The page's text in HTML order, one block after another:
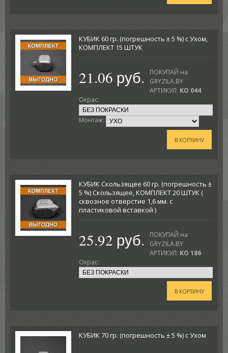
КУБИК 60 гр. (погрешность ± 5 %) с Ухом,
КОМПЛЕКТ 15 ШТУК
21.06 руб.
ПОКУПАЙ на
GRYZILA.BY
АРТИКУЛ: KO 044
Окрас:
Монтаж:
В КОРЗИНУ
КУБИК Скользящее 60 гр. (погрешность ±
5 %) Скользящее, КОМПЛЕКТ 20 ШТУК (
сквозное отверстие 1,6 мм. с
пластиковой вставкой )
25.92 руб.
ПОКУПАЙ на
GRYZILA.BY
АРТИКУЛ: KO 186
Окрас:
В КОРЗИНУ
КУБИК 70 гр. (погрешность ± 5 %) с Ухом